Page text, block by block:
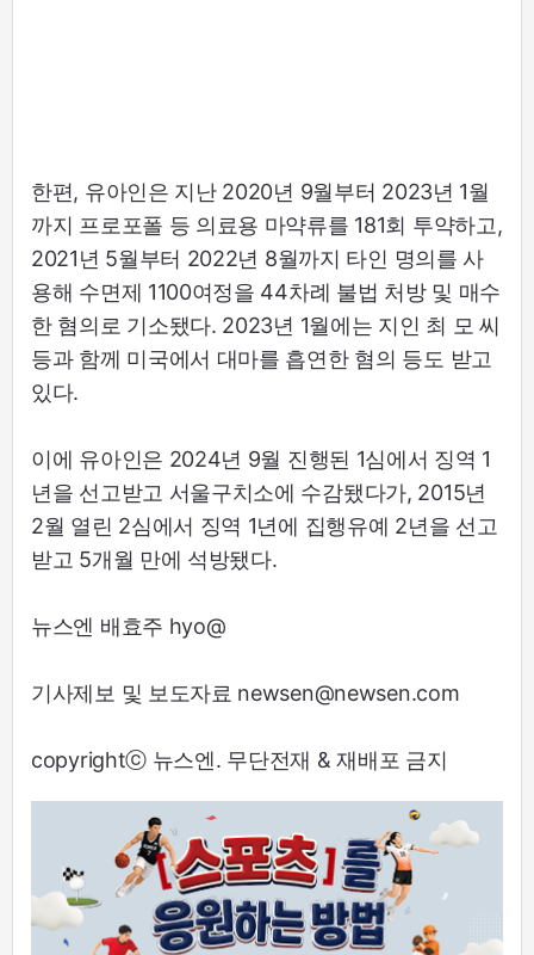
한편, 유아인은 지난 2020년 9월부터 2023년 1월
까지 프로포폴 등 의료용 마약류를 181회 투약하고,
2021년 5월부터 2022년 8월까지 타인 명의를 사
용해 수면제 1100여정을 44차례 불법 처방 및 매수
한 혐의로 기소됐다. 2023년 1월에는 지인 최 모 씨
등과 함께 미국에서 대마를 흡연한 혐의 등도 받고
있다.
이에 유아인은 2024년 9월 진행된 1심에서 징역 1
년을 선고받고 서울구치소에 수감됐다가, 2015년
2월 열린 2심에서 징역 1년에 집행유예 2년을 선고
받고 5개월 만에 석방됐다.
뉴스엔 배효주 hyo@
기사제보 및 보도자료 newsen@newsen.com
copyrightⓒ 뉴스엔. 무단전재 & 재배포 금지